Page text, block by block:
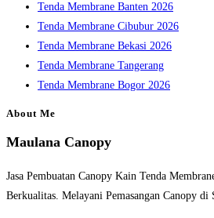
Tenda Membrane Banten 2026
Tenda Membrane Cibubur 2026
Tenda Membrane Bekasi 2026
Tenda Membrane Tangerang
Tenda Membrane Bogor 2026
About Me
Maulana Canopy
Jasa Pembuatan Canopy Kain Tenda
Berkualitas. Melayani Pemasangan Canopy di